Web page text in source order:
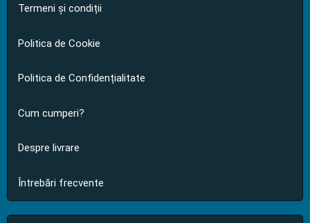
Termeni și condiții
Politica de Cookie
Politica de Confidențialitate
Cum cumperi?
Despre livrare
Întrebări frecvente